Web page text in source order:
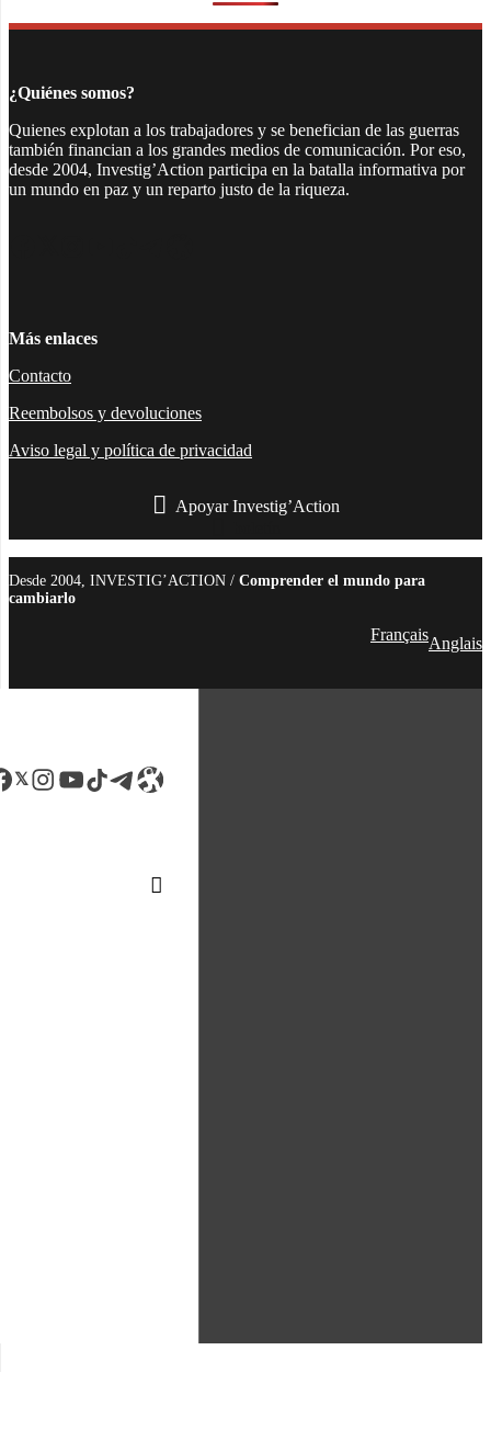
¿Quiénes somos?
Quienes explotan a los trabajadores y se benefician de las guerras
también financian a los grandes medios de comunicación. Por eso,
desde 2004, Investig’Action participa en la batalla informativa por
un mundo en paz y un reparto justo de la riqueza.
Más enlaces
Contacto
Reembolsos y devoluciones
Aviso legal y política de privacidad
Apoyar Investig’Action
Desde 2004, INVESTIG’ACTION / Comprender el mundo para
cambiarlo
FrançaisAnglais
LinkedIn
Instagram
YouTube
TikTok
Telegram
Enlace